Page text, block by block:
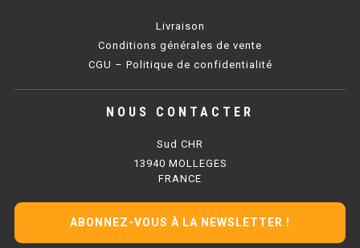
SALADETTE COMPACTE
SALADETTE 800 VITRÉE
Livraison
Conditions générales de vente
CGU – Politique de confidentialité
NOUS CONTACTER
Sud CHR
13940 MOLLEGES
FRANCE
ABONNEZ-VOUS À LA NEWSLETTER !